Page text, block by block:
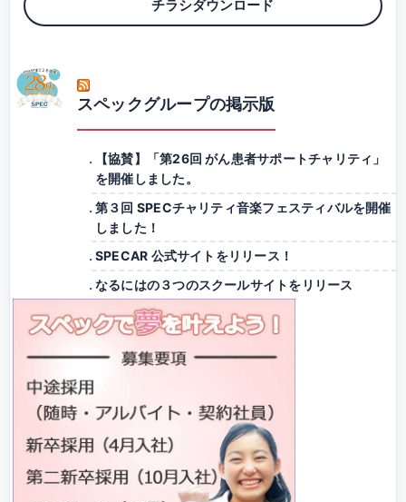
チラシダウンロード
スペックグループの掲示版
【協賛】「第26回 がん患者サポートチャリティ」
を開催しました。
第３回 SPECチャリティ音楽フェスティバルを開催
しました！
SPECAR 公式サイトをリリース！
なるにはの３つのスクールサイトをリリース